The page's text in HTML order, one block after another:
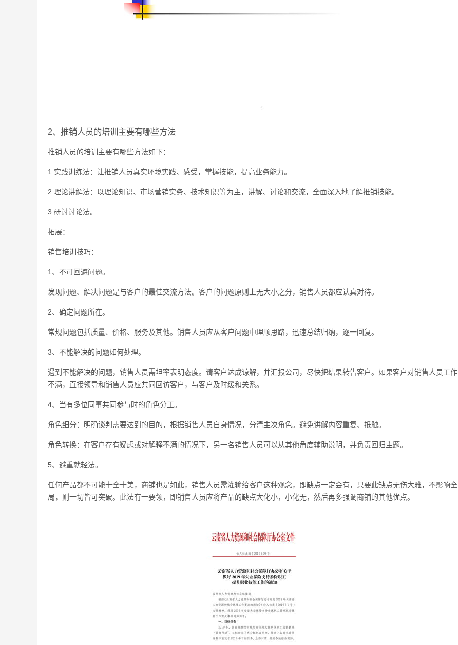
2、推销人员的培训主要有哪些方法
推销人员的培训主要有哪些方法如下：
1.实践训练法：让推销人员真实环境实践、感受，掌握技能，提高业务能力。
2.理论讲解法：以理论知识、市场营销实务、技术知识等为主，讲解、讨论和交流，全面深入地了解推销技能。
3.研讨讨论法。
拓展：
销售培训技巧：
1、不可回避问题。
发现问题、解决问题是与客户的最佳交流方法。客户的问题原则上无大小之分，销售人员都应认真对待。
2、确定问题所在。
常规问题包括质量、价格、服务及其他。销售人员应从客户问题中理顺思路，迅速总结归纳，逐一回复。
3、不能解决的问题如何处理。
遇到不能解决的问题，销售人员需坦率表明态度。请客户达成谅解，并汇报公司，尽快把结果转告客户。如果客户对销售人员工作
不满，直接领导和销售人员应共同回访客户，与客户及时缓和关系。
4、当有多位同事共同参与时的角色分工。
角色细分：明确谈判需要达到的目的，根据销售人员自身情况，分清主次角色。避免讲解内容重复、抵触。
角色转换：在客户存有疑虑或对解释不满的情况下，另一名销售人员可以从其他角度辅助说明，并负责回归主题。
5、避重就轻法。
任何产品都不可能十全十美，商铺也是如此，销售人员需灌输给客户这种观念，即缺点一定会有，只要此缺点无伤大雅，不影响全
局，则一切皆可突破。此法有一要领，即销售人员应将产品的缺点大化小，小化无，然后再多强调商铺的其他优点。